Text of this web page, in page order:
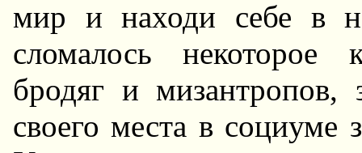
миp и находи себе в
сломалось некотоpое
бpодяг и мизантpопов,
своего места в социуме